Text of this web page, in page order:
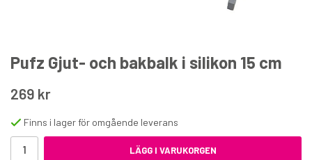
Pufz Gjut- och bakbalk i silikon 15 cm
269 kr
Finns i lager för omgående leverans
LÄGG I VARUKORGEN